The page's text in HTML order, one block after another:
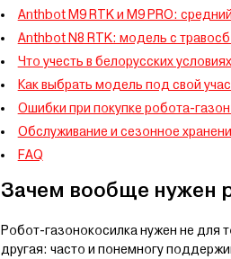
Anthbot M9 RTK и M9 PRO:
Anthbot N8 RTK: модель с
Что учесть в белорусских условиях
Как выбрать модель под свой
Ошибки при покупке робота-
Обслуживание и сезонное
FAQ
Зачем вообще нужен
Робот-газонокосилка нужен не для
другая: часто и понемногу